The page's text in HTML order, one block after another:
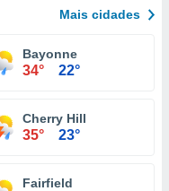
Mais cidades
Bayonne
34° 22°
Cherry Hill
35° 23°
Fairfield